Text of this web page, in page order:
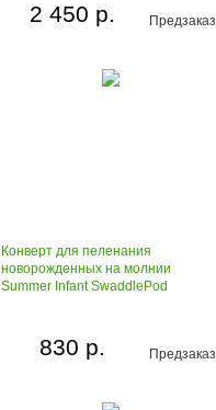
Предзаказ
2 450 р.
Конверт для пеленания
новорожденных на молнии
Summer Infant SwaddlePod
Предзаказ
830 р.